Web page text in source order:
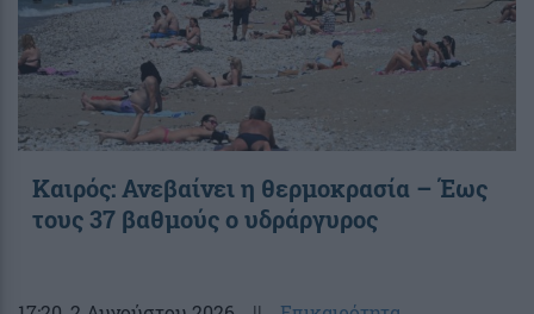
Καιρός: Ανεβαίνει η θερμοκρασία – Έως
τους 37 βαθμούς ο υδράργυρος